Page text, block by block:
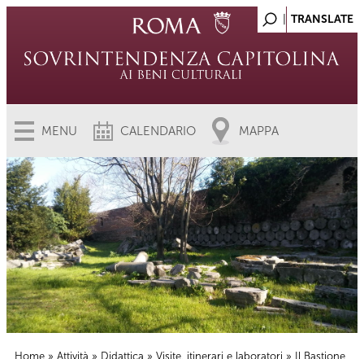
MENU CALENDARIO MAPPA
Home » Attività » Didattica » Visite, itinerari e laboratori » Il Bastione